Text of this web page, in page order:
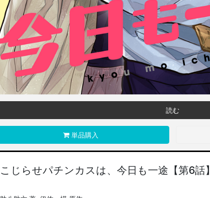
読む
単品購入
こじらせパチンカスは、今日も一途【第6話】